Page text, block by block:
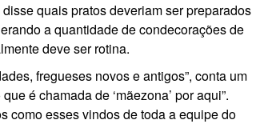
quais pratos deveriam ser preparados
a quantidade de condecorações de
deve ser rotina.
fregueses novos e antigos”, conta um
é chamada de ‘mãezona’ por aqui”.
como esses vindos de toda a equipe do